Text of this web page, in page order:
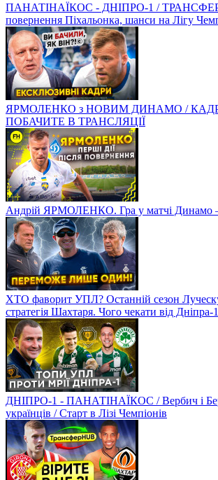
ПАНАТІНАЇКОС - ДНІПРО-1 /
повернення Піхальонка, шанси на Лігу
ЯРМОЛЕНКО з НОВИМ ДИНАМО /
ПОБАЧИТЕ В ТРАНСЛЯЦІЇ
Андрій ЯРМОЛЕНКО. Гра у матчі
ХТО фаворит УПЛ? Останній сезон
стратегія Шахтаря. Чого чекати від Дніпра-
ДНІПРО-1 - ПАНАТІНАЇКОС / Вербич і
українців / Старт в Лізі Чемпіонів